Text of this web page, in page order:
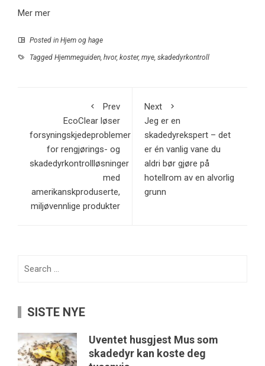
Mer mer
Posted in Hjem og hage
Tagged Hjemmeguiden, hvor, koster, mye, skadedyrkontroll
Prev
EcoClear løser
forsyningskjedeproblemer
for rengjørings- og
skadedyrkontrollløsninger
med
amerikanskproduserte,
miljøvennlige produkter
Next
Jeg er en
skadedyrekspert – det
er én vanlig vane du
aldri bør gjøre på
hotellrom av en alvorlig
grunn
SISTE NYE
Uventet husgjest Mus som
skadedyr kan koste deg